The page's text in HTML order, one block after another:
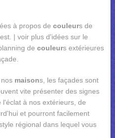
à propos de couleurs de
| voir plus d'idées sur le
de couleurs extérieures
maisons, les façades sont
vite présenter des signes
à nos extérieurs, de
et pourront facilement
régional dans lequel vous